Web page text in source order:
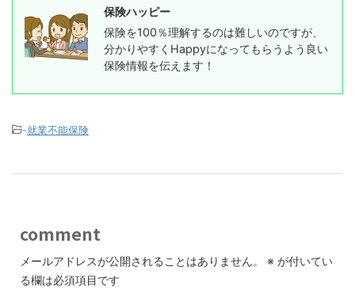
保険ハッピー
保険を100％理解するのは難しいのですが、
分かりやすくHappyになってもらうよう良い
保険情報を伝えます！
-就業不能保険
comment
メールアドレスが公開されることはありません。 ※ が付いてい
る欄は必須項目です